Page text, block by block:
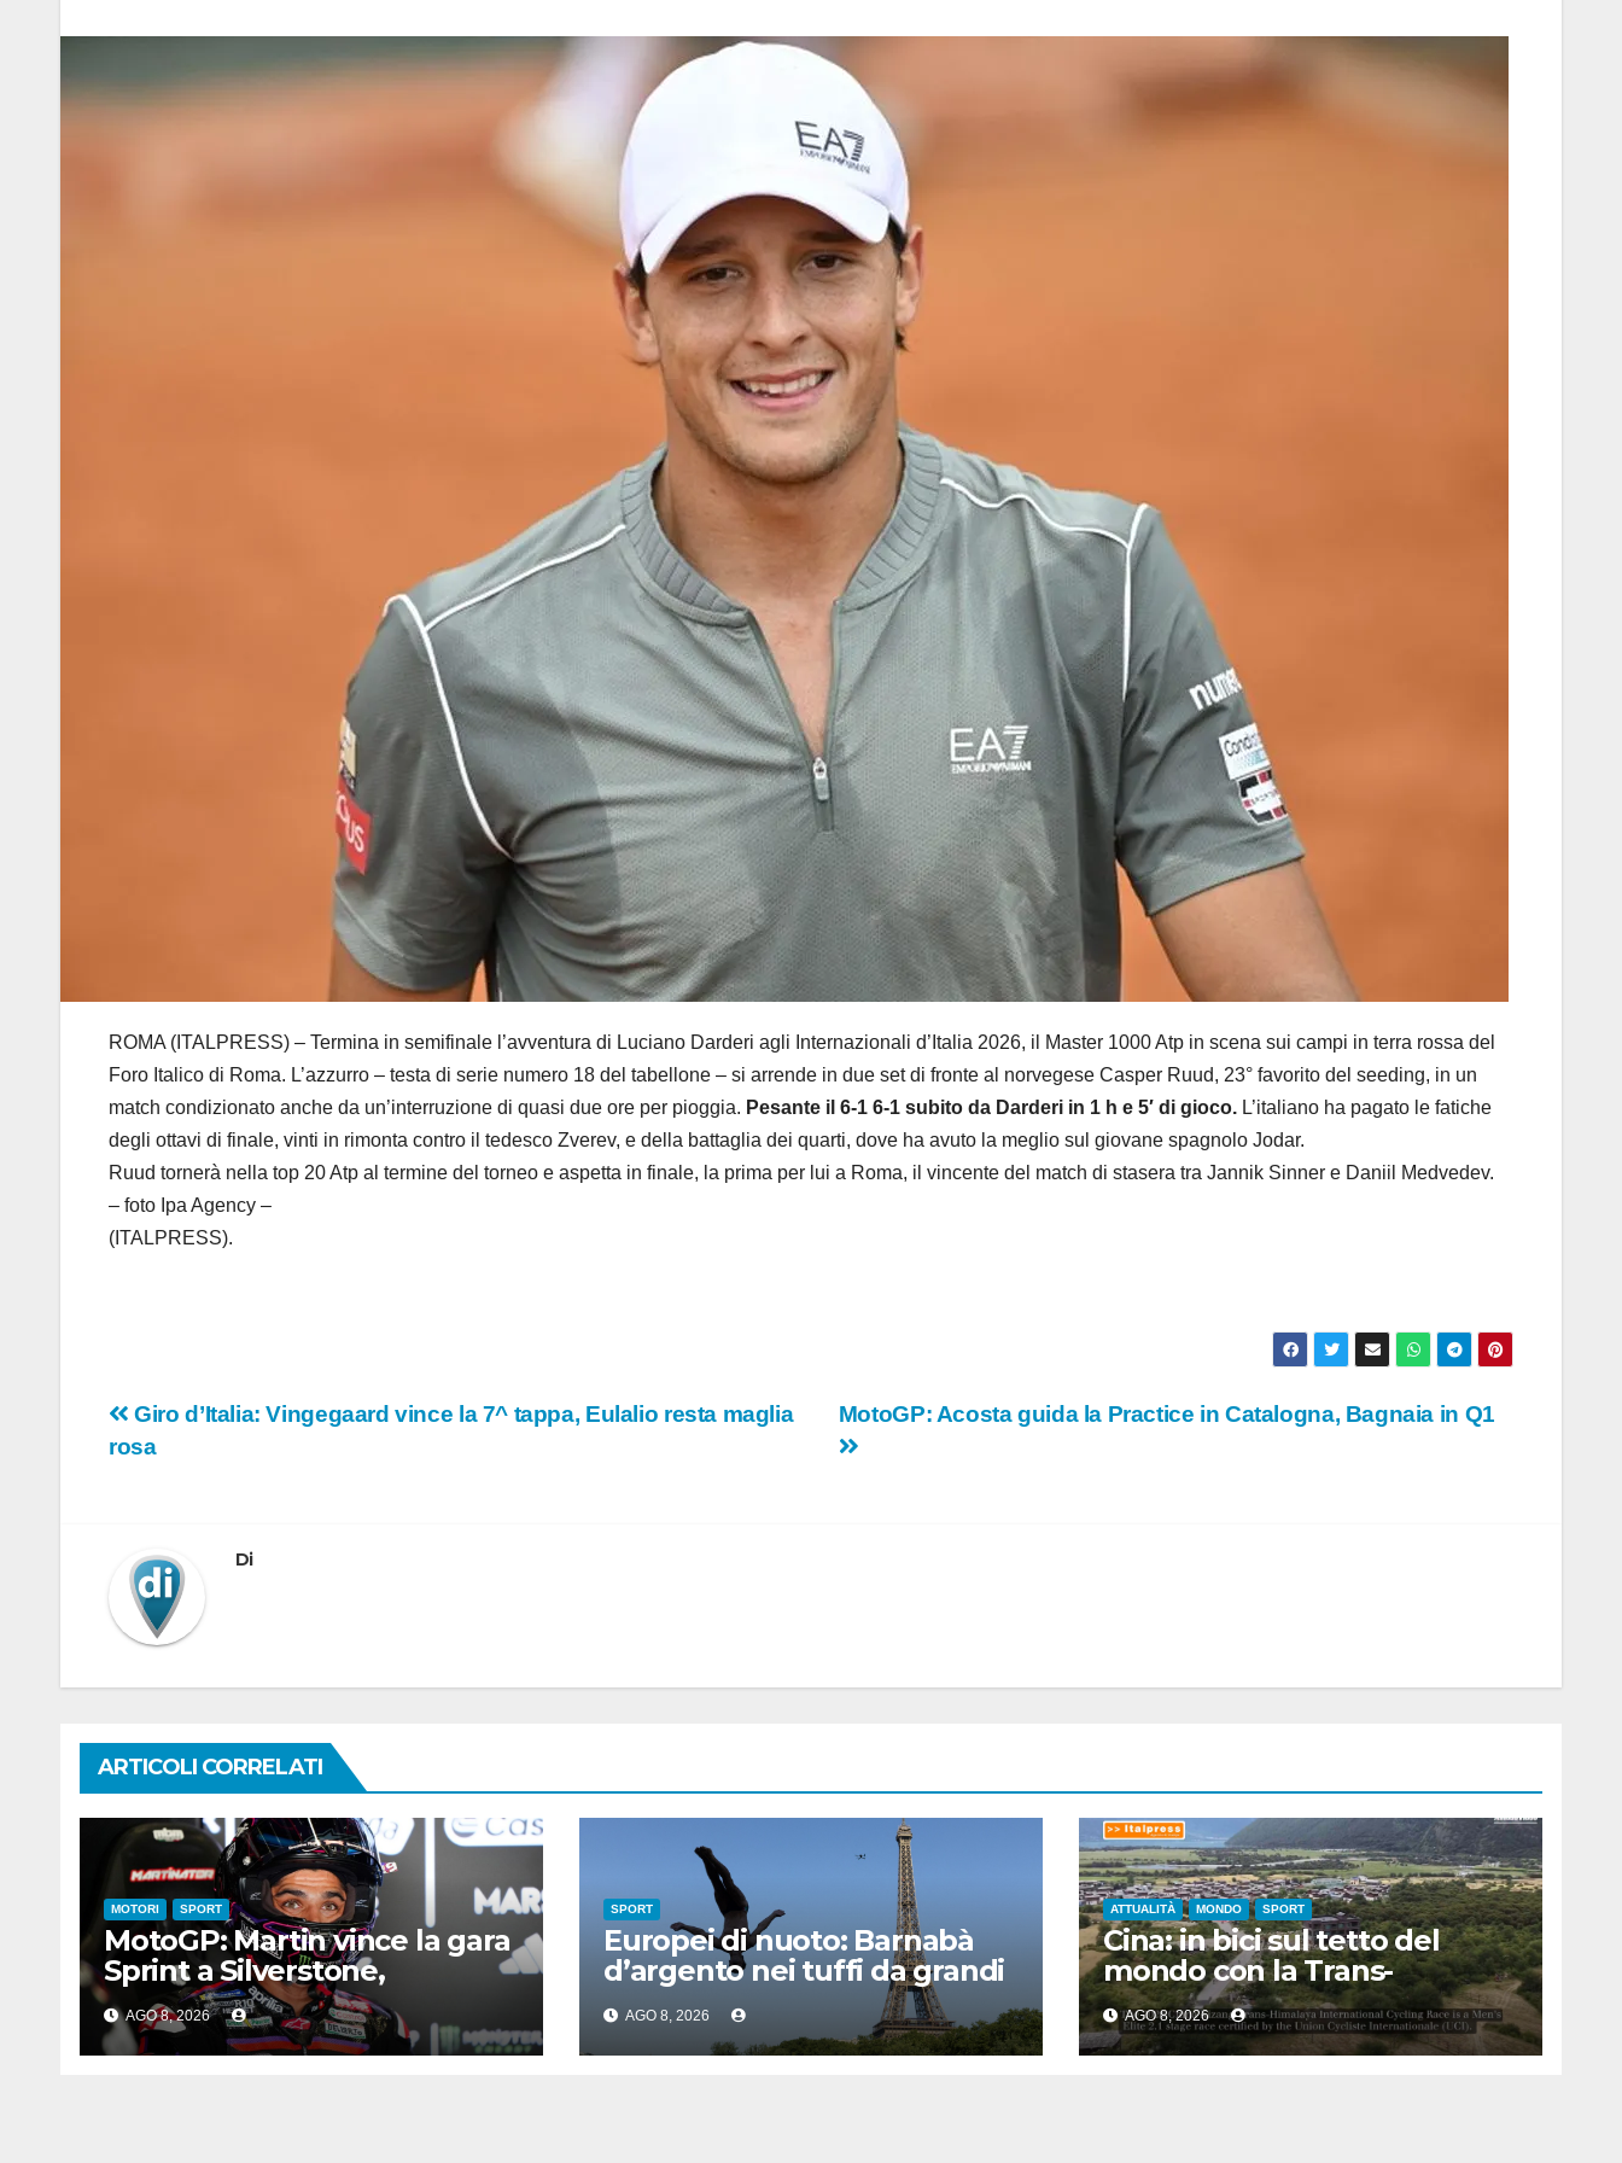
ROMA (ITALPRESS) – Termina in semifinale l’avventura di Luciano Darderi agli Internazionali d’Italia 2026, il Master 1000 Atp in scena sui campi in terra rossa del
Foro Italico di Roma. L’azzurro – testa di serie numero 18 del tabellone – si arrende in due set di fronte al norvegese Casper Ruud, 23° favorito del seeding, in un
match condizionato anche da un’interruzione di quasi due ore per pioggia. Pesante il 6-1 6-1 subito da Darderi in 1 h e 5′ di gioco. L’italiano ha pagato le fatiche
degli ottavi di finale, vinti in rimonta contro il tedesco Zverev, e della battaglia dei quarti, dove ha avuto la meglio sul giovane spagnolo Jodar.
Ruud tornerà nella top 20 Atp al termine del torneo e aspetta in finale, la prima per lui a Roma, il vincente del match di stasera tra Jannik Sinner e Daniil Medvedev.
– foto Ipa Agency –
(ITALPRESS).
Navigazione
MotoGP: Acosta guida la Practice in Catalogna, Bagnaia in Q1
Giro d’Italia: Vingegaard vince la 7^ tappa, Eulalio resta maglia
rosa
Di
ARTICOLI CORRELATI
MOTORI SPORT
MotoGP: Martin vince la gara
Sprint a Silverstone,
preceduti Ogura e Bezzecchi
AGO 8, 2026
SPORT
Europei di nuoto: Barnabà
d’argento nei tuffi da grandi
altezze
AGO 8, 2026
ATTUALITÀ MONDO SPORT
Cina: in bici sul tetto del
mondo con la Trans-
Himalaya Race
AGO 8, 2026